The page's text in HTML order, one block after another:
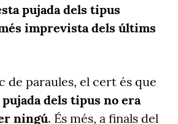
pujada dels tipus
imprevista dels últims
de paraules, el cert és que
pujada dels tipus no era
ningú. És més, a finals del